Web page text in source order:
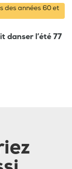
des années 60 et
danser l’été 77